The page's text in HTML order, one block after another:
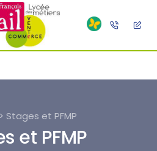
Stages et PFMP
et PFMP